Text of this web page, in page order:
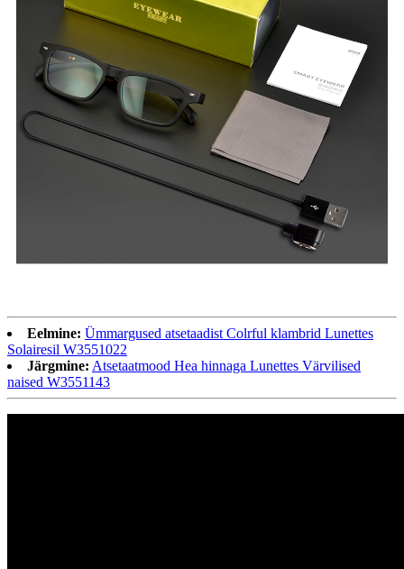
Eelmine: Ümmargused atsetaadist Colrful klambrid Lunettes
Solairesil W3551022
Järgmine: Atsetaatmood Hea hinnaga Lunettes Värvilised
naised W3551143